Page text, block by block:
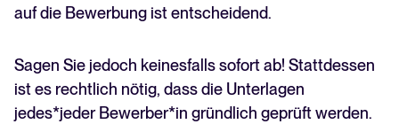
auf die Bewerbung ist entscheidend.
Sagen Sie jedoch keinesfalls sofort ab! Stattdessen
ist es rechtlich nötig, dass die Unterlagen
jedes*jeder Bewerber*in gründlich geprüft werden.